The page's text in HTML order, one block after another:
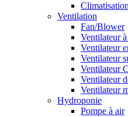
Climatisation
Ventilation
Fan/Blower
Ventilateur
Ventilateur
Ventilateur
Ventilateur
Ventilateur
Ventilateur
Hydroponie
Pompe à air